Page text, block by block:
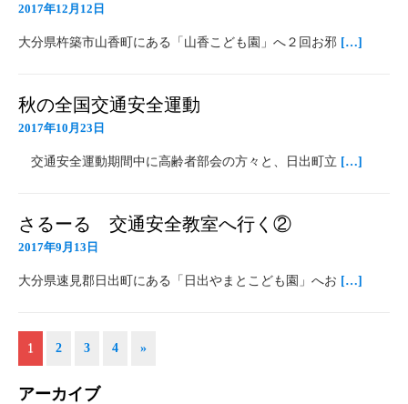
2017年12月12日
大分県杵築市山香町にある「山香こども園」へ２回お邪 […]
秋の全国交通安全運動
2017年10月23日
交通安全運動期間中に高齢者部会の方々と、日出町立 […]
さるーる 交通安全教室へ行く②
2017年9月13日
大分県速見郡日出町にある「日出やまとこども園」へお […]
1 2 3 4 »
アーカイブ